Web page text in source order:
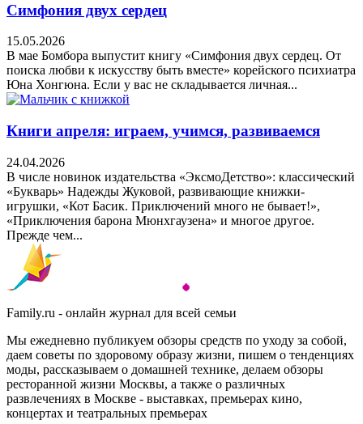
Симфония двух сердец
15.05.2026
В мае Бомбора выпустит книгу «Симфония двух сердец. От
поиска любви к искусству быть вместе» корейского психиатра
Юна Хонгюна. Если у вас не складывается личная...
Книги апреля: играем, учимся, развиваемся
24.04.2026
В числе новинок издательства «ЭксмоДетство»: классический
«Букварь» Надежды Жуковой, развивающие книжки-
игрушки, «Кот Басик. Приключений много не бывает!»,
«Приключения барона Мюнхгаузена» и многое другое.
Прежде чем...
Family.ru - онлайн журнал для всей семьи
Мы ежедневно публикуем обзоры средств по уходу за собой,
даем советы по здоровому образу жизни, пишем о тенденциях
моды, рассказываем о домашней технике, делаем обзоры
ресторанной жизни Москвы, а также о различных
развлечениях в Москве - выставках, премьерах кино,
концертах и театральных премьерах